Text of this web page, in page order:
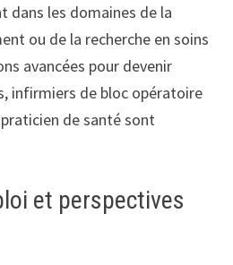
dans les domaines de la
ou de la recherche en soins
avancées pour devenir
infirmiers de bloc opératoire
de santé sont
et perspectives